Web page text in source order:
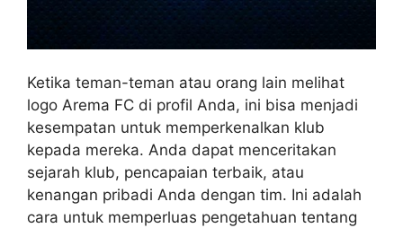
Ketika teman-teman atau orang lain melihat
logo Arema FC di profil Anda, ini bisa menjadi
kesempatan untuk memperkenalkan klub
kepada mereka. Anda dapat menceritakan
sejarah klub, pencapaian terbaik, atau
kenangan pribadi Anda dengan tim. Ini adalah
cara untuk memperluas pengetahuan tentang